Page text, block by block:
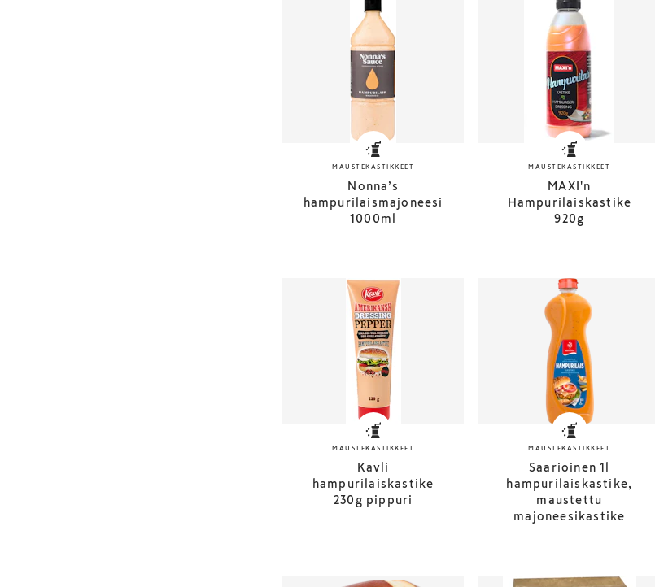
MAUSTEKASTIKKEET
Nonna’s
hampurilaismajoneesi
1000ml
MAUSTEKASTIKKEET
MAXI'n
Hampurilaiskastike
920g
MAUSTEKASTIKKEET
Kavli
hampurilaiskastike
230g pippuri
MAUSTEKASTIKKEET
Saarioinen 1l
hampurilaiskastike,
maustettu
majoneesikastike